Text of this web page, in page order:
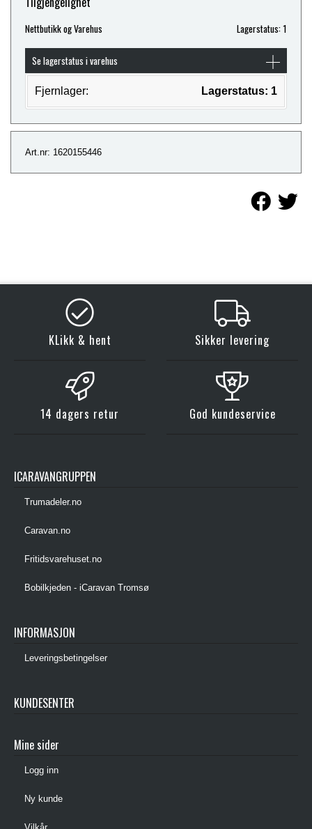
Nettbutikk og Varehus Lagerstatus: 1
Se lagerstatus i varehus
Fjernlager: Lagerstatus: 1
Art.nr: 1620155446
KLikk & hent Sikker levering
14 dagers retur God kundeservice
ICARAVANGRUPPEN
Trumadeler.no
Caravan.no
Fritidsvarehuset.no
Bobilkjeden - iCaravan Tromsø
INFORMASJON
Leveringsbetingelser
KUNDESENTER
Mine sider
Logg inn
Ny kunde